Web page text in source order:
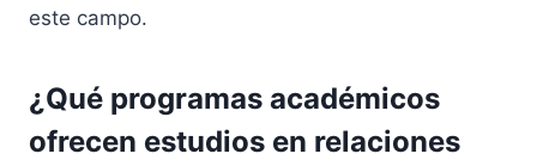
este campo.
¿Qué programas académicos
ofrecen estudios en relaciones